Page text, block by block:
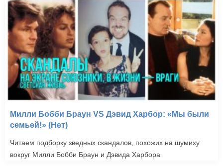
Милли Бобби Браун VS Дэвид Харбор: «Мы были
семьей!» (Нет)
Читаем подборку зведных скандалов, похожих на шумиху
вокруг Милли Бобби Браун и Дэвида Харбора